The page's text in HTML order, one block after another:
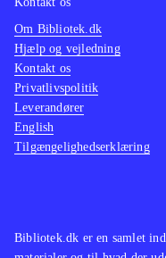
Bibliotek.dk er en samlet
Om Bibliotek.dk
Hjælp og vejledning
Kontakt os
Privatlivspolitik
Leverandører
English
Tilgængelighedserklæring